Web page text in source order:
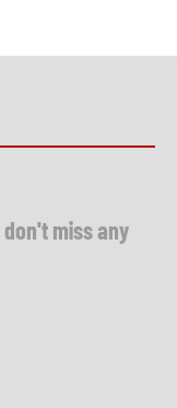
don't miss any